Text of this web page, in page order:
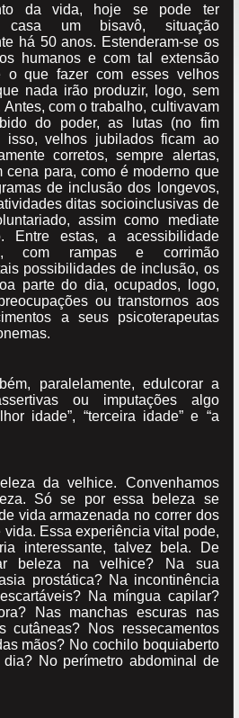
da vida, hoje se pode ter
casa um bisavô, situação
há 50 anos. Estenderam-se os
humanos e com tal extensão
o que fazer com esses velhos
nada irão produzir, logo, sem
com o trabalho, cultivavam
do poder, as lutas (no fim
isso, velhos jubilados ficam ao
corretos, sempre alertas,
cena para, como é moderno que
de inclusão dos longevos,
ditas socioinclusivas de
assim como mediate
Entre estas, a acessibilidade
com rampas e corrimão
possibilidades de inclusão, os
parte do dia, ocupados, logo,
ou transtornos aos
a seus psicoterapeutas
paralelamente, edulcorar a
ou imputações algo
idade”, “terceira idade” e “a
da velhice. Convenhamos
Só se por essa beleza se
vida armazenada no correr dos
Essa experiência vital pode,
interessante, talvez bela. De
beleza na velhice? Na sua
prostática? Na incontinência
Na míngua capilar?
Nas manchas escuras nas
cutâneas? Nos ressecamentos
mãos? No cochilo boquiaberto
No perímetro abdominal de